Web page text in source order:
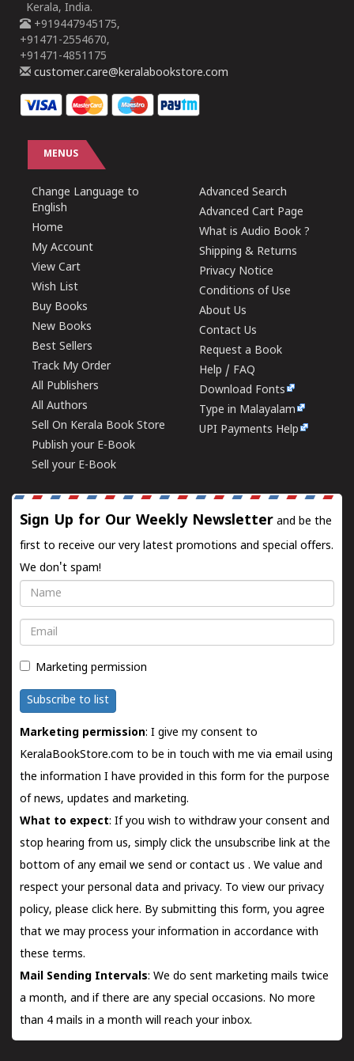
Kerala, India.
+919447945175,
+91471-2554670,
+91471-4851175
customer.care@keralabookstore.com
MENUS
Change Language to
English
Home
My Account
View Cart
Wish List
Buy Books
New Books
Best Sellers
Track My Order
All Publishers
All Authors
Sell On Kerala Book Store
Publish your E-Book
Sell your E-Book
Advanced Search
Advanced Cart Page
What is Audio Book ?
Shipping & Returns
Privacy Notice
Conditions of Use
About Us
Contact Us
Request a Book
Help / FAQ
Download Fonts
Type in Malayalam
UPI Payments Help
Sign Up for Our Weekly Newsletter and be the
first to receive our very latest promotions and special offers.
We don't spam!
Name
Email
Marketing permission
Subscribe to list
Marketing permission: I give my consent to
KeralaBookStore.com to be in touch with me via email using
the information I have provided in this form for the purpose
of news, updates and marketing.
What to expect: If you wish to withdraw your consent and
stop hearing from us, simply click the unsubscribe link at the
bottom of any email we send orcontact us . We value and
respect your personal data and privacy. To view our privacy
policy, please click here. By submitting this form, you agree
that we may process your information in accordance with
these terms.
Mail Sending Intervals: We do sent marketing mails twice
a month, and if there are any special occasions. No more
than 4 mails in a month will reach your inbox.